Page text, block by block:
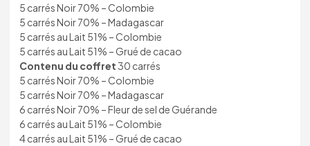
5 carrés Noir 70% – Colombie
5 carrés Noir 70% – Madagascar
5 carrés au Lait 51% – Colombie
5 carrés au Lait 51% – Grué de cacao
Contenu du coffret30 carrés
5 carrés Noir 70% – Colombie
5 carrés Noir 70% – Madagascar
6 carrés Noir 70% – Fleur de sel de Guérande
6 carrés au Lait 51% – Colombie
4 carrés au Lait 51% – Grué de cacao